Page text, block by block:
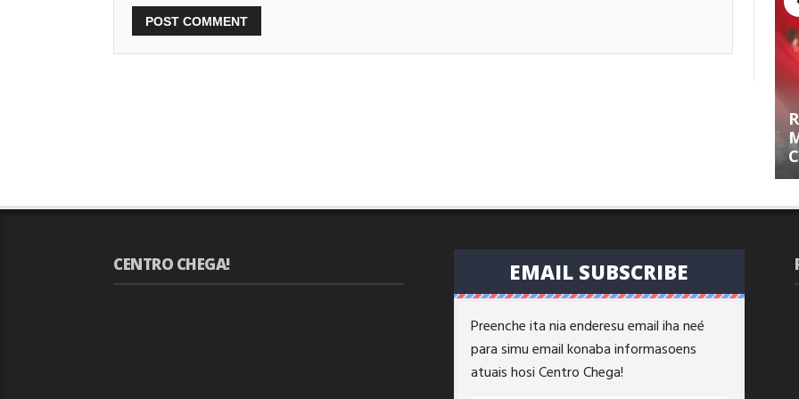
CENTRO CHEGA! EMAIL SUBSCRIBE
Preenche ita nia enderesu email iha neé
para simu email konaba informasoens
atuais hosi Centro Chega!